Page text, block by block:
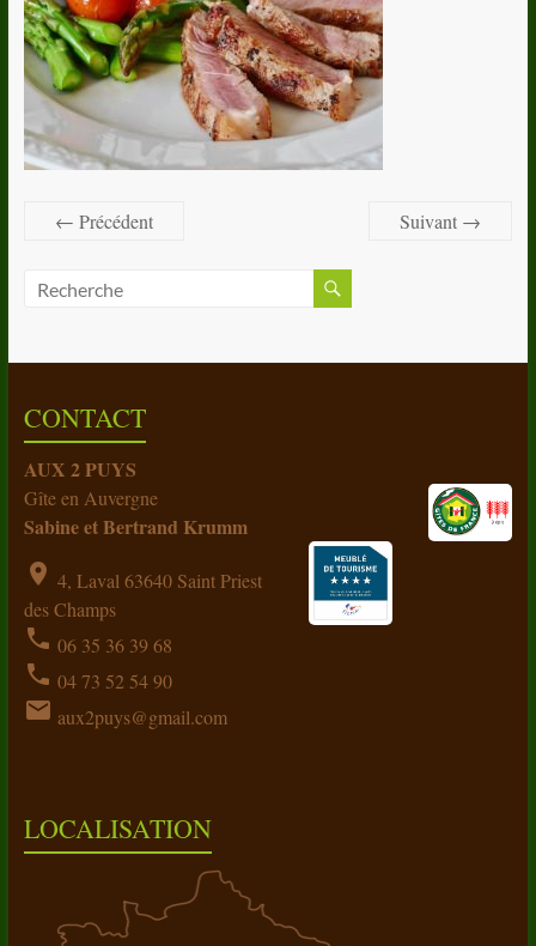
← Précédent Suivant →
CONTACT
AUX 2 PUYS
Gîte en Auvergne
Sabine et Bertrand Krumm
location_on 4, Laval 63640 Saint Priest
des Champs
phone 06 35 36 39 68
phone 04 73 52 54 90
email aux2puys@gmail.com
LOCALISATION